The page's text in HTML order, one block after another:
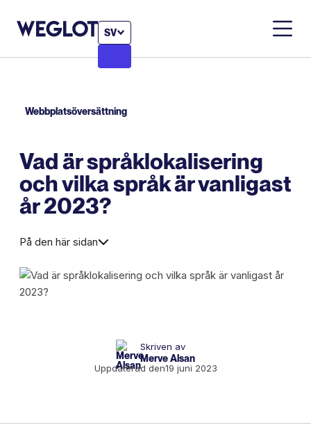
SV
Webbplatsöversättning
Vad är språklokalisering
och vilka språk är vanligast
år 2023?
På den här sidan
Skriven av
Merve Alsan
Uppdaterad den19 juni 2023